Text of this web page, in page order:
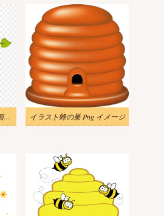
無料の蜂の巣のイラスト画像 4 イラスト蜂の巣 Png イメージ